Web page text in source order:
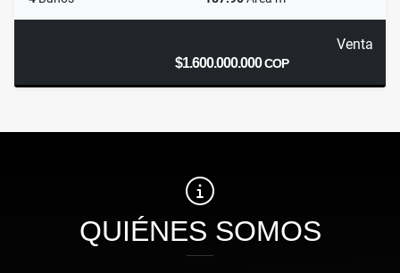
Venta
$1.600.000.000COP
QUIÉNES SOMOS